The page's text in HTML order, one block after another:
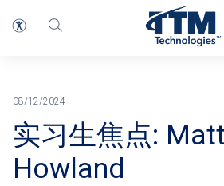
08/12/2024
实习生焦点:
Howland